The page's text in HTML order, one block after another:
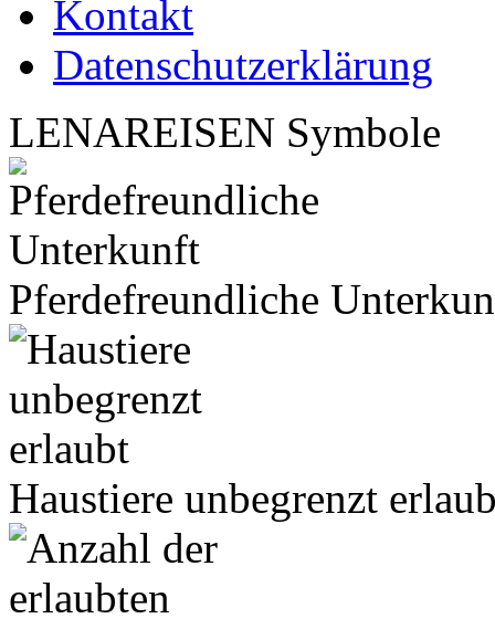
Kontakt
Datenschutzerklärung
LENAREISEN Symbole
Pferdefreundliche
Haustiere unbegrenzt